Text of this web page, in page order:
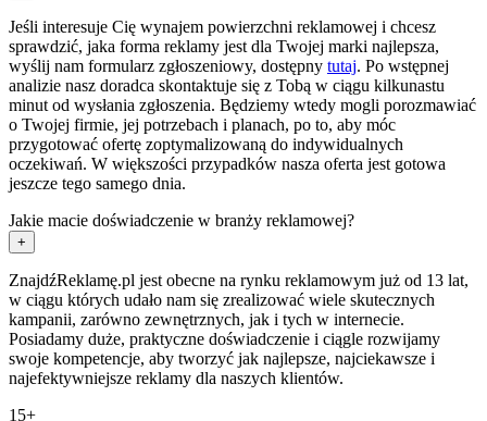
Jeśli interesuje Cię wynajem powierzchni reklamowej i chcesz
sprawdzić, jaka forma reklamy jest dla Twojej marki najlepsza,
wyślij nam formularz zgłoszeniowy, dostępny tutaj. Po wstępnej
analizie nasz doradca skontaktuje się z Tobą w ciągu kilkunastu
minut od wysłania zgłoszenia. Będziemy wtedy mogli porozmawiać
o Twojej firmie, jej potrzebach i planach, po to, aby móc
przygotować ofertę zoptymalizowaną do indywidualnych
oczekiwań. W większości przypadków nasza oferta jest gotowa
jeszcze tego samego dnia.
Jakie macie doświadczenie w branży reklamowej?
+
ZnajdźReklamę.pl jest obecne na rynku reklamowym już od 13 lat,
w ciągu których udało nam się zrealizować wiele skutecznych
kampanii, zarówno zewnętrznych, jak i tych w internecie.
Posiadamy duże, praktyczne doświadczenie i ciągle rozwijamy
swoje kompetencje, aby tworzyć jak najlepsze, najciekawsze i
najefektywniejsze reklamy dla naszych klientów.
15+